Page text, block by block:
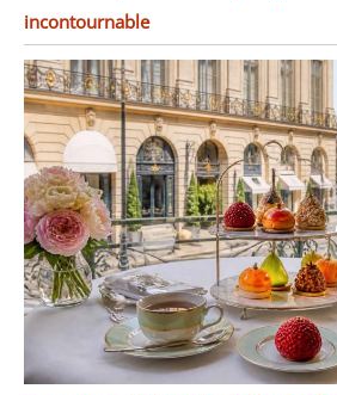
législation
pour un
risque.
incontournable